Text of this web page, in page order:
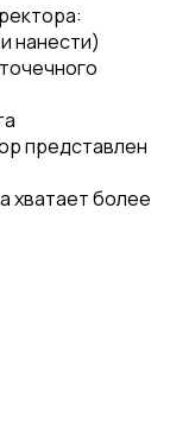
нанести)
представлен
хватает более